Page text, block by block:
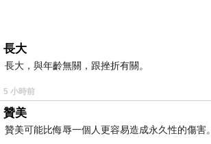
長大
長大，與年齡無關，跟挫折有關。
5 小時前
贊美
贊美可能比侮辱一個人更容易造成永久性的傷害。